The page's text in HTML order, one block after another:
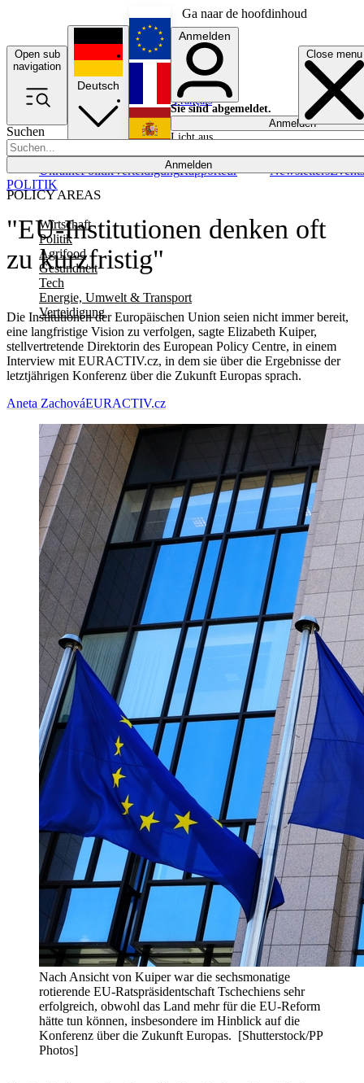
Ga naar de hoofdinhoud
Open sub
navigation
Close menu
Suchen
Anmelden
POLICY AREAS
Wirtschaft
Politik
Agrifood
Gesundheit
Tech
Energie, Umwelt & Transport
Verteidigung
UkrainePolitikVerteidigungRapporteur NewslettersEvents
Deutsch
English
Français
Anmelden
Sie sind abgemeldet.
Anmelden
Licht aus
"EU-Institutionen denken oft
zu kurzfristig"
Die Institutionen der Europäischen Union seien nicht immer bereit,
eine langfristige Vision zu verfolgen, sagte Elizabeth Kuiper,
stellvertretende Direktorin des European Policy Centre, in einem
Interview mit EURACTIV.cz, in dem sie über die Ergebnisse der
letztjährigen Konferenz über die Zukunft Europas sprach.
POLITIK
Aneta ZachováEURACTIV.cz
Nach Ansicht von Kuiper war die sechsmonatige
rotierende EU-Ratspräsidentschaft Tschechiens sehr
erfolgreich, obwohl das Land mehr für die EU-Reform
hätte tun können, insbesondere im Hinblick auf die
Konferenz über die Zukunft Europas. [Shutterstock/PP
Photos]